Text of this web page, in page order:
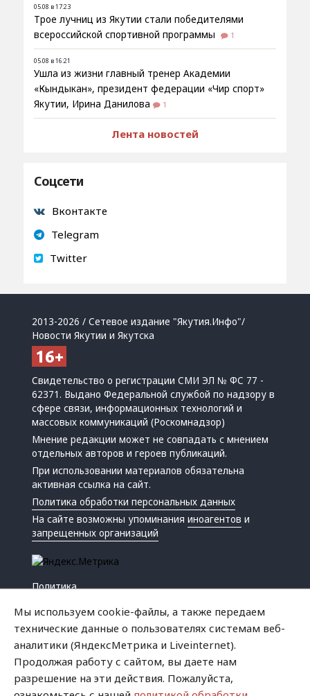
05.08 в 17:23
Трое лучниц из Якутии стали победителями
всероссийской спортивной программы
1
05.08 в 16:21
Ушла из жизни главный тренер Академии
«Кындыкан», президент федерации «Чир спорт»
Якутии, Ирина Данилова
1
Лента новостей
Соцсети
Вконтакте
Telegram
Twitter
2013-2026 / Сетевое издание "Якутия.Инфо"/
Новости Якутии и Якутска
Свидетельство о регистрации СМИ ЭЛ № ФС 77 -
62371. Выдано Федеральной службой по надзору в
сфере связи, информационных технологий и
массовых коммуникаций (Роскомнадзор)
Мнение редакции может не совпадать с мнением
отдельных авторов и героев публикаций.
При использовании материалов обязательна
активная ссылка на сайт.
Политика обработки персональных данных
На сайте возможны упоминанияиноагентов и
запрещенных организаций
Политика
Криминал
Мы используем cookie-файлы, а также передаем
технические данные о пользователях системам веб-
аналитики (ЯндексМетрика и Liveinternet).
Продолжая работу с сайтом, вы даете нам
разрешение на эти действия. Пожалуйста,